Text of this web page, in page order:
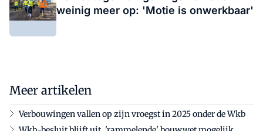
weinig meer op: 'Motie is onwerkbaar'
Meer artikelen
Verbouwingen vallen op zijn vroegst in 2025 onder de Wkb